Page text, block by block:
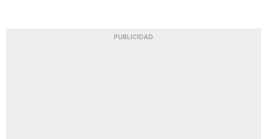
PUBLICIDAD